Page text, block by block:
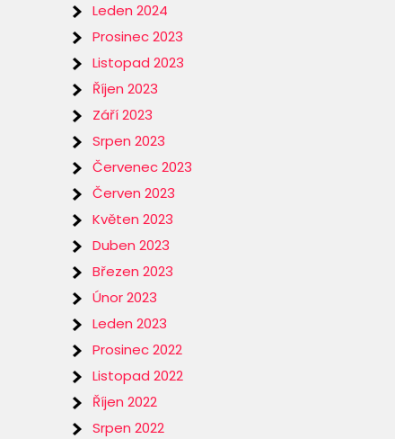
Leden 2024
Prosinec 2023
Listopad 2023
Říjen 2023
Září 2023
Srpen 2023
Červenec 2023
Červen 2023
Květen 2023
Duben 2023
Březen 2023
Únor 2023
Leden 2023
Prosinec 2022
Listopad 2022
Říjen 2022
Srpen 2022